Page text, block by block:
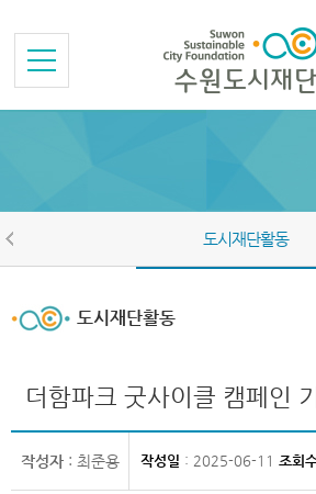
도시재단활동
도시재단활동
더함파크 굿사이클 캠페인
작성자: 최준용 작성일 : 2025-06-11 조회